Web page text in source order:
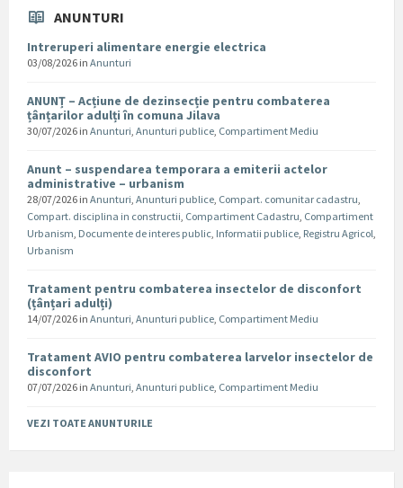
ANUNTURI
Intreruperi alimentare energie electrica
03/08/2026 in Anunturi
ANUNȚ – Acțiune de dezinsecție pentru combaterea
țânțarilor adulți în comuna Jilava
30/07/2026 in Anunturi, Anunturi publice, Compartiment Mediu
Anunt – suspendarea temporara a emiterii actelor
administrative – urbanism
28/07/2026 in Anunturi, Anunturi publice, Compart. comunitar cadastru,
Compart. disciplina in constructii, Compartiment Cadastru, Compartiment
Urbanism, Documente de interes public, Informatii publice, Registru Agricol,
Urbanism
Tratament pentru combaterea insectelor de disconfort
(țânțari adulți)
14/07/2026 in Anunturi, Anunturi publice, Compartiment Mediu
Tratament AVIO pentru combaterea larvelor insectelor de
disconfort
07/07/2026 in Anunturi, Anunturi publice, Compartiment Mediu
VEZI TOATE ANUNTURILE